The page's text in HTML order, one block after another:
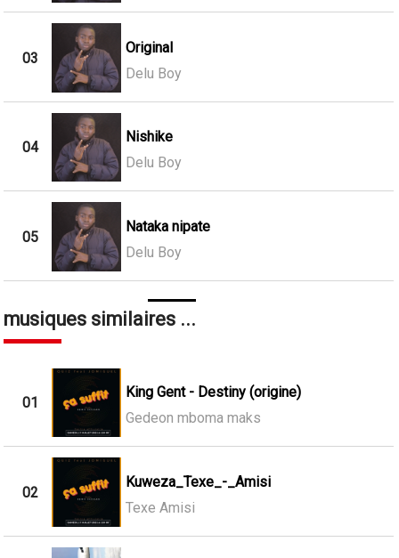
03
Original
Delu Boy
04
Nishike
Delu Boy
05
Nataka nipate
Delu Boy
musiques similaires ...
01
King Gent - Destiny (origine)
Gedeon mboma maks
02
Kuweza_Texe_-_Amisi
Texe Amisi